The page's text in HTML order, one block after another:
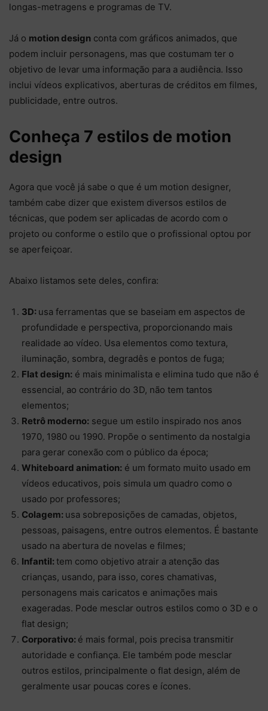
longas-metragens e programas de TV.
Já o motion design conta com gráficos animados, que
podem incluir personagens, mas que costumam ter o
objetivo de levar uma informação para a audiência. Isso
inclui vídeos explicativos, aberturas de créditos em filmes,
publicidade, entre outros.
Conheça 7 estilos de motion
design
Agora que você já sabe o que é um motion designer,
também cabe dizer que existem diversos estilos de
técnicas, que podem ser aplicadas de acordo com o
projeto ou conforme o estilo que o profissional optou por
se aperfeiçoar.
Abaixo listamos sete deles, confira:
3D: usa ferramentas que se baseiam em aspectos de
profundidade e perspectiva, proporcionando mais
realidade ao vídeo. Usa elementos como textura,
iluminação, sombra, degradês e pontos de fuga;
Flat design: é mais minimalista e elimina tudo que não é
essencial, ao contrário do 3D, não tem tantos
elementos;
Retrô moderno: segue um estilo inspirado nos anos
1970, 1980 ou 1990. Propõe o sentimento da nostalgia
para gerar conexão com o público da época;
Whiteboard animation: é um formato muito usado em
vídeos educativos, pois simula um quadro como o
usado por professores;
Colagem: usa sobreposições de camadas, objetos,
pessoas, paisagens, entre outros elementos. É bastante
usado na abertura de novelas e filmes;
Infantil: tem como objetivo atrair a atenção das
crianças, usando, para isso, cores chamativas,
personagens mais caricatos e animações mais
exageradas. Pode mesclar outros estilos como o 3D e o
flat design;
Corporativo: é mais formal, pois precisa transmitir
autoridade e confiança. Ele também pode mesclar
outros estilos, principalmente o flat design, além de
geralmente usar poucas cores e ícones.